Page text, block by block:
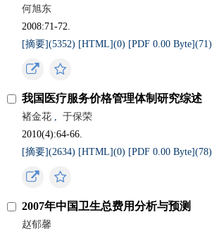
何旭东
2008:71-72.
[摘要](5352) [HTML](0) [PDF 0.00 Byte](71)
我国医疗服务价格管理体制研究综述
褚金花 ,
于保荣
2010(4):64-66.
[摘要](2634) [HTML](0) [PDF 0.00 Byte](78)
2007年中国卫生总费用分析与预测
赵郁馨